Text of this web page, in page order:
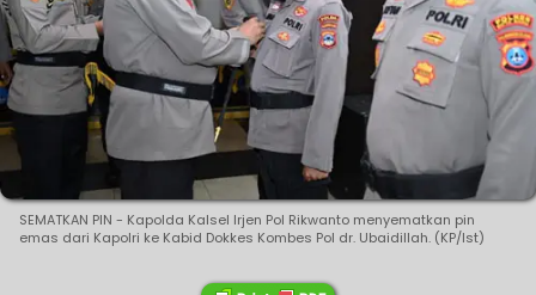
SEMATKAN PIN - Kapolda Kalsel Irjen Pol Rikwanto menyematkan pin
emas dari Kapolri ke Kabid Dokkes Kombes Pol dr. Ubaidillah. (KP/Ist)